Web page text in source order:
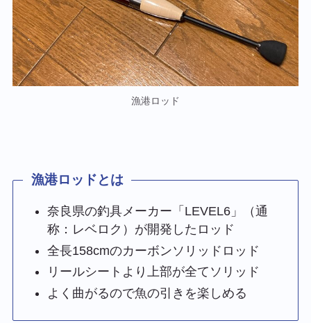
漁港ロッド
漁港ロッドとは
奈良県の釣具メーカー「LEVEL6」（通
称：レベロク）が開発したロッド
全長158cmのカーボンソリッドロッド
リールシートより上部が全てソリッド
よく曲がるので魚の引きを楽しめる